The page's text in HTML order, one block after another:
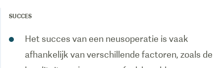
SUCCES
Het succes van een neusoperatie is vaak
afhankelijk van verschillende factoren, zoals de